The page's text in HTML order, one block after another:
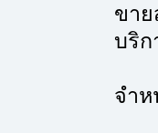
ขาย
บริก
จำ